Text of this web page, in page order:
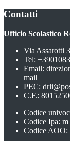
Contatti
Ufficio Scolastico
Via Assarotti
Tel:
Email:
mail
PEC:
C.F.:
Codice
Codice Ipa:
Codice